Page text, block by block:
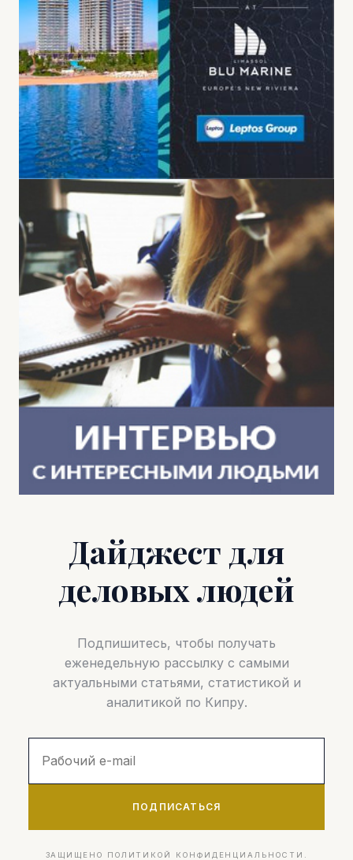
Дайджест для
деловых людей
Подпишитесь, чтобы получать
еженедельную рассылку с самыми
актуальными статьями, статистикой и
аналитикой по Кипру.
ПОДПИСАТЬСЯ
ЗАЩИЩЕНО ПОЛИТИКОЙ КОНФИДЕНЦИАЛЬНОСТИ.